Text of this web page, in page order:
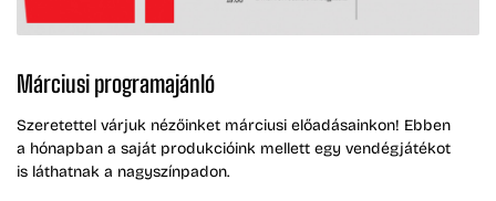
Márciusi programajánló
Szeretettel várjuk nézőinket márciusi előadásainkon! Ebben
a hónapban a saját produkcióink mellett egy vendégjátékot
is láthatnak a nagyszínpadon.